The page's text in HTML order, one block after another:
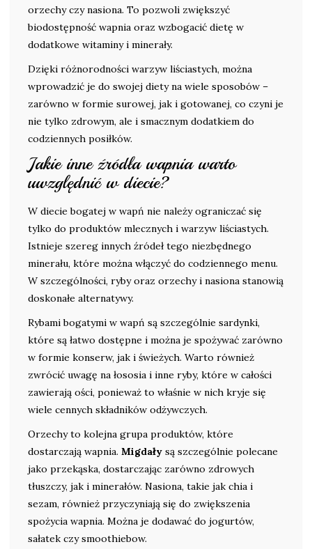
orzechy czy nasiona. To pozwoli zwiększyć
biodostępność wapnia oraz wzbogacić dietę w
dodatkowe witaminy i minerały.
Dzięki różnorodności warzyw liściastych, można
wprowadzić je do swojej diety na wiele sposobów –
zarówno w formie surowej, jak i gotowanej, co czyni je
nie tylko zdrowym, ale i smacznym dodatkiem do
codziennych posiłków.
Jakie inne źródła wapnia warto
uwzględnić w diecie?
W diecie bogatej w wapń nie należy ograniczać się
tylko do produktów mlecznych i warzyw liściastych.
Istnieje szereg innych źródeł tego niezbędnego
minerału, które można włączyć do codziennego menu.
W szczególności, ryby oraz orzechy i nasiona stanowią
doskonałe alternatywy.
Rybami bogatymi w wapń są szczególnie sardynki,
które są łatwo dostępne i można je spożywać zarówno
w formie konserw, jak i świeżych. Warto również
zwrócić uwagę na łososia i inne ryby, które w całości
zawierają ości, ponieważ to właśnie w nich kryje się
wiele cennych składników odżywczych.
Orzechy to kolejna grupa produktów, które
dostarczają wapnia. Migdały są szczególnie polecane
jako przekąska, dostarczając zarówno zdrowych
tłuszczy, jak i minerałów. Nasiona, takie jak chia i
sezam, również przyczyniają się do zwiększenia
spożycia wapnia. Można je dodawać do jogurtów,
sałatek czy smoothiebow.